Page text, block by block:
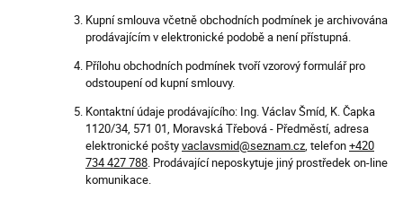
Kupní smlouva včetně obchodních podmínek je archivována
prodávajícím v elektronické podobě a není přístupná.
Přílohu obchodních podmínek tvoří vzorový formulář pro
odstoupení od kupní smlouvy.
Kontaktní údaje prodávajícího: Ing. Václav Šmíd, K. Čapka
1120/34, 571 01, Moravská Třebová - Předměstí, adresa
elektronické poštyvaclavsmid@seznam.cz , telefon+420
734 427 788 . Prodávající neposkytuje jiný prostředek on-line
komunikace.